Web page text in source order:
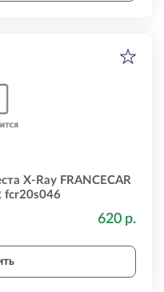
X-Ray FRANCECAR
fcr20s046
620 р.